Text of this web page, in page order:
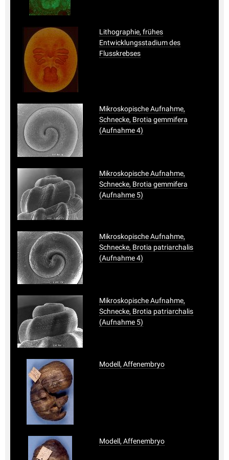
Lithographie, frühes
Entwicklungsstadium des
Flusskrebses
Mikroskopische Aufnahme,
Schnecke, Brotia gemmifera
(Aufnahme 4)
Mikroskopische Aufnahme,
Schnecke, Brotia gemmifera
(Aufnahme 5)
Mikroskopische Aufnahme,
Schnecke, Brotia patriarchalis
(Aufnahme 4)
Mikroskopische Aufnahme,
Schnecke, Brotia patriarchalis
(Aufnahme 5)
Modell, Affenembryo
Modell, Affenembryo